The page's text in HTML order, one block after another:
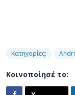
Κατηγορίες:
Κοινοποίησέ το: